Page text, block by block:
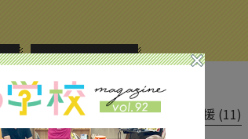
テーマから探す
高校 (293) 一貫校 (65) 特別支援 (11)